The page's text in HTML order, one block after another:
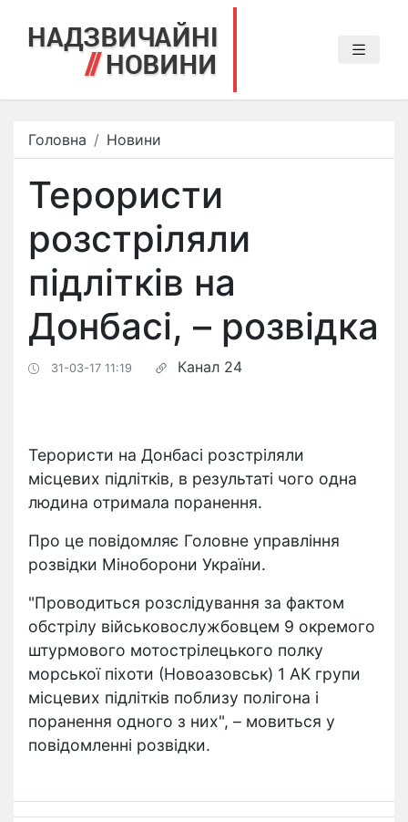
Головна Новини
Терористи
розстріляли
підлітків на
Донбасі, – розвідка
31-03-17 11:19 Канал 24
Терористи на Донбасі розстріляли
місцевих підлітків, в результаті чого одна
людина отримала поранення.
Про це повідомляє Головне управління
розвідки Міноборони України.
"Проводиться розслідування за фактом
обстрілу військовослужбовцем 9 окремого
штурмового мотострілецького полку
морської піхоти (Новоазовськ) 1 АК групи
місцевих підлітків поблизу полігона і
поранення одного з них", – мовиться у
повідомленні розвідки.